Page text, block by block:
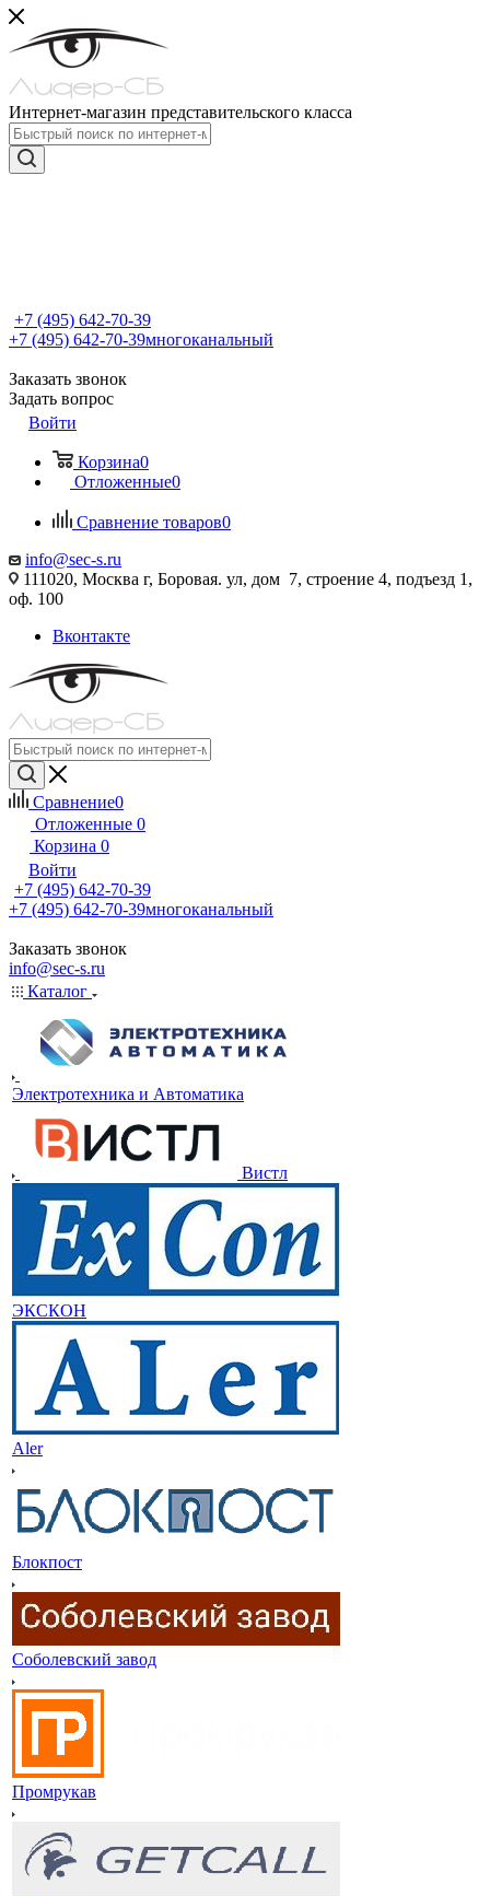
Интернет-магазин представительского класса
+7 (495) 642-70-39
+7 (495) 642-70-39многоканальный
Заказать звонок
Задать вопрос
Войти
Корзина0
Отложенные0
Сравнение товаров0
info@sec-s.ru
111020, Москва г, Боровая. ул, дом 7, строение 4, подъезд 1,
оф. 100
Вконтакте
Сравнение0
Отложенные 0
Корзина 0
Войти
+7 (495) 642-70-39
+7 (495) 642-70-39многоканальный
Заказать звонок
info@sec-s.ru
Каталог
Электротехника и Автоматика
Вистл
ЭКСКОН
Aler
Блокпост
Соболевский завод
Промрукав